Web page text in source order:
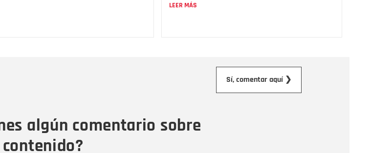
LEER MÁS
algún comentario sobre
Sí, comentar aquí ❯